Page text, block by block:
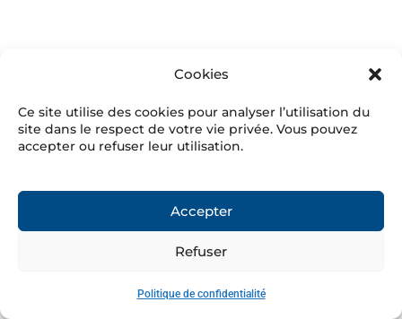
Cookies
Ce site utilise des cookies pour analyser l’utilisation du
site dans le respect de votre vie privée. Vous pouvez
accepter ou refuser leur utilisation.
Accepter
Refuser
Politique de confidentialité